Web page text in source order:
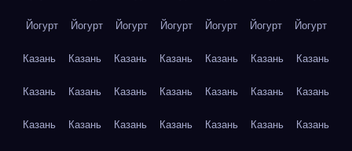
Йогурт Йогурт Йогурт Йогурт Йогурт Йогурт Йогурт
Казань Казань Казань Казань Казань Казань Казань
Казань Казань Казань Казань Казань Казань Казань
Казань Казань Казань Казань Казань Казань Казань